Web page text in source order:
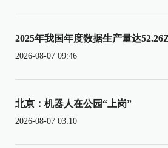
2025年我国年度数据生产量达
2026-08-07 09:46
北京：机器人在公园“上岗”
2026-08-07 03:10